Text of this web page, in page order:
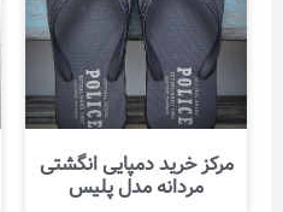
مرکز خرید دمپایی انگشتی
مردانه مدل پلیس